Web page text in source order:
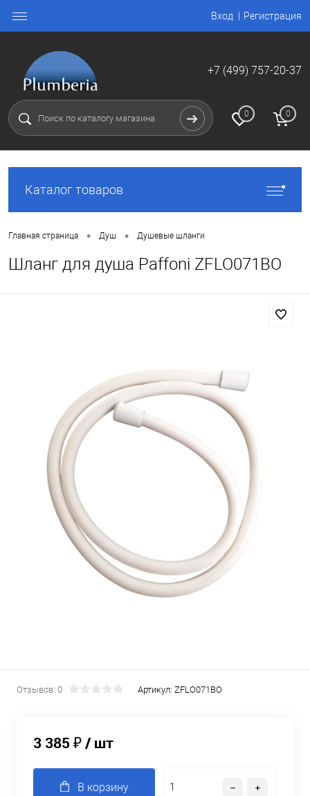
Вход Регистрация
+7 (499) 757-20-37
0 0
Каталог товаров
Главная страница • Душ • Душевые шланги
Шланг для душа Paffoni ZFLO071BO
Отзывов: 0 Артикул: ZFLO071BO
3 385 ₽/ шт
В корзину